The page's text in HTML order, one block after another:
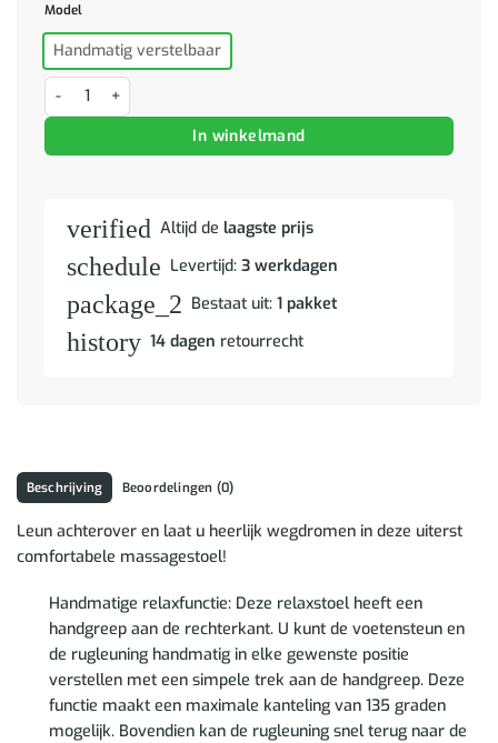
Model
Handmatig verstelbaar
Massagestoel van grijs kunstleer aantal
In winkelmand
verified Altijd de laagste prijs
schedule Levertijd: 3 werkdagen
package_2 Bestaat uit: 1 pakket
history 14 dagen retourrecht
Beschrijving Beoordelingen (0)
Leun achterover en laat u heerlijk wegdromen in deze uiterst
comfortabele massagestoel!
Handmatige relaxfunctie: Deze relaxstoel heeft een
handgreep aan de rechterkant. U kunt de voetensteun en
de rugleuning handmatig in elke gewenste positie
verstellen met een simpele trek aan de handgreep. Deze
functie maakt een maximale kanteling van 135 graden
mogelijk. Bovendien kan de rugleuning snel terug naar de